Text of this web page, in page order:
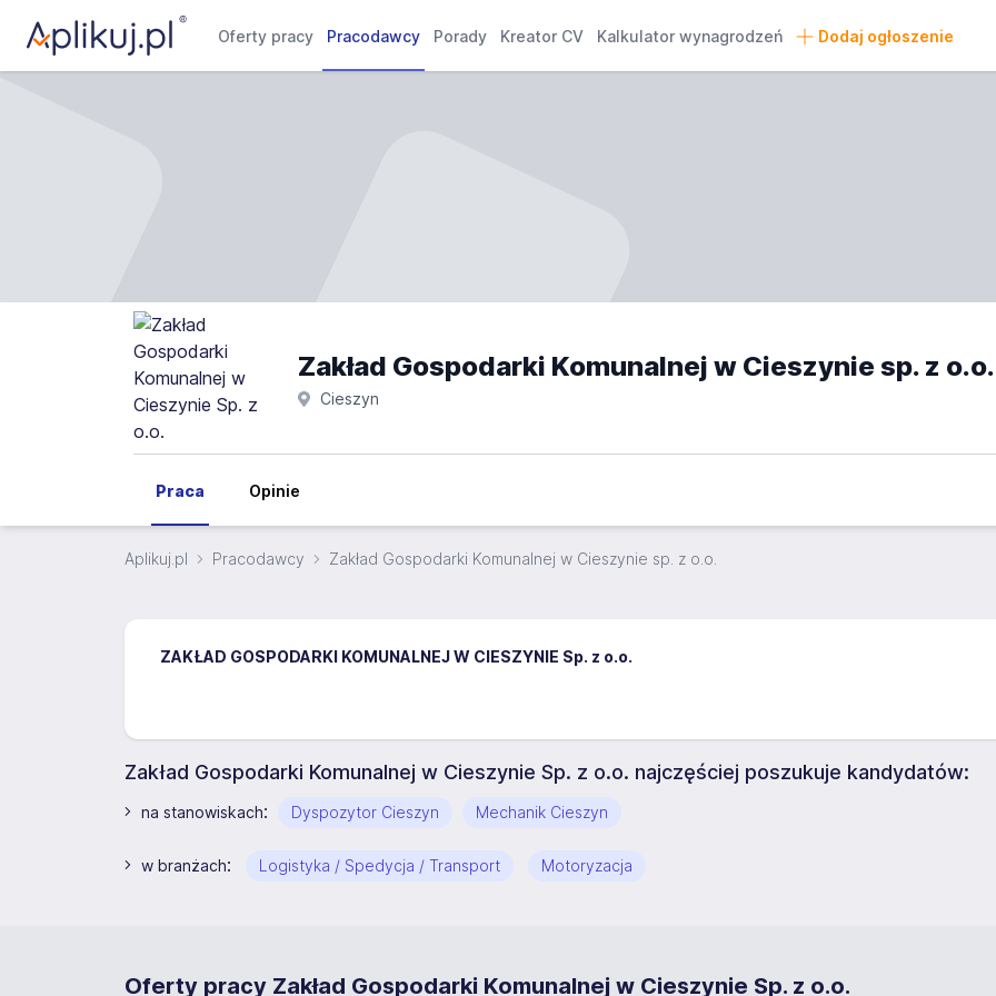
Oferty pracy Pracodawcy Porady Kreator CV Kalkulator wynagrodzeń Dodaj ogłoszenie
Zakład Gospodarki Komunalnej w Cieszynie sp. z
Cieszyn
Praca Opinie
Aplikuj.pl Pracodawcy Zakład Gospodarki Komunalnej w Cieszynie sp. z o.o.
ZAKŁAD GOSPODARKI KOMUNALNEJ W CIESZYNIE Sp. z o.o.
Zakład Gospodarki Komunalnej w Cieszynie Sp. z o.o. najczęściej poszukuje kandydatów:
na stanowiskach: Dyspozytor Cieszyn Mechanik Cieszyn
w branżach: Logistyka / Spedycja / Transport Motoryzacja
Oferty pracy Zakład Gospodarki Komunalnej w Cieszynie Sp. z o.o.